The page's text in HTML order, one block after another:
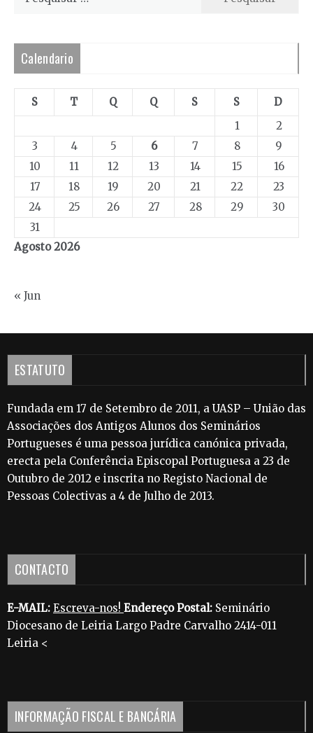
Calendario
Agosto 2026
S T Q Q S S
D
1
2
3
4 5 6 7 8
9
10
11 12 13 14 15
16
17
18 19 20 21 22
23
24
25 26 27 28 29
30
31
« Jun
ESTATUTO
Fundada em 17 de Setembro de 2011, a UASP – União das
Associações dos Antigos Alunos dos Seminários
Portugueses é uma pessoa jurídica canónica privada,
erecta pela Conferência Episcopal Portuguesa a 23 de
Outubro de 2012 e inscrita no Registo Nacional de
Pessoas Colectivas a 4 de Julho de 2013.
CONTACTO
E-MAIL: Escreva-nos! Endereço Postal: Seminário
Diocesano de Leiria Largo Padre Carvalho 2414-011
Leiria <
INFORMAÇÃO FISCAL E BANCÁRIA